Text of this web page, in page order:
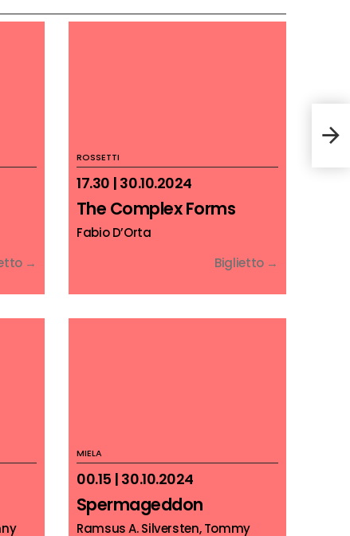
→
ROSSETTI
17.30 | 30.10.2024
The Complex Forms
Fabio D’Orta
Biglietto →
MIELA
00.15 | 30.10.2024
Spermageddon
Ramsus A. Silversten, Tommy